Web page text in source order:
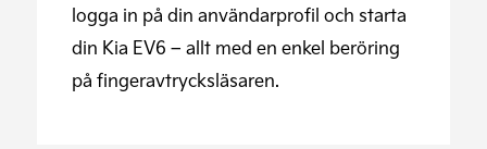
logga in på din användarprofil och starta
din Kia EV6 – allt med en enkel beröring
på fingeravtrycksläsaren.